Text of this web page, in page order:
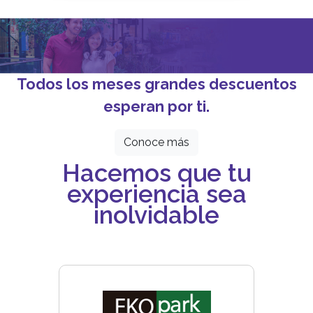
Todos los meses grandes descuentos
esperan por ti.
Conoce más
Hacemos que tu
experiencia sea
inolvidable